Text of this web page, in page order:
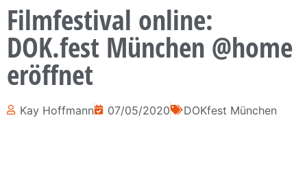
Filmfestival online:
DOK.fest München @home
eröffnet
Kay Hoffmann 07/05/2020 DOKfest München